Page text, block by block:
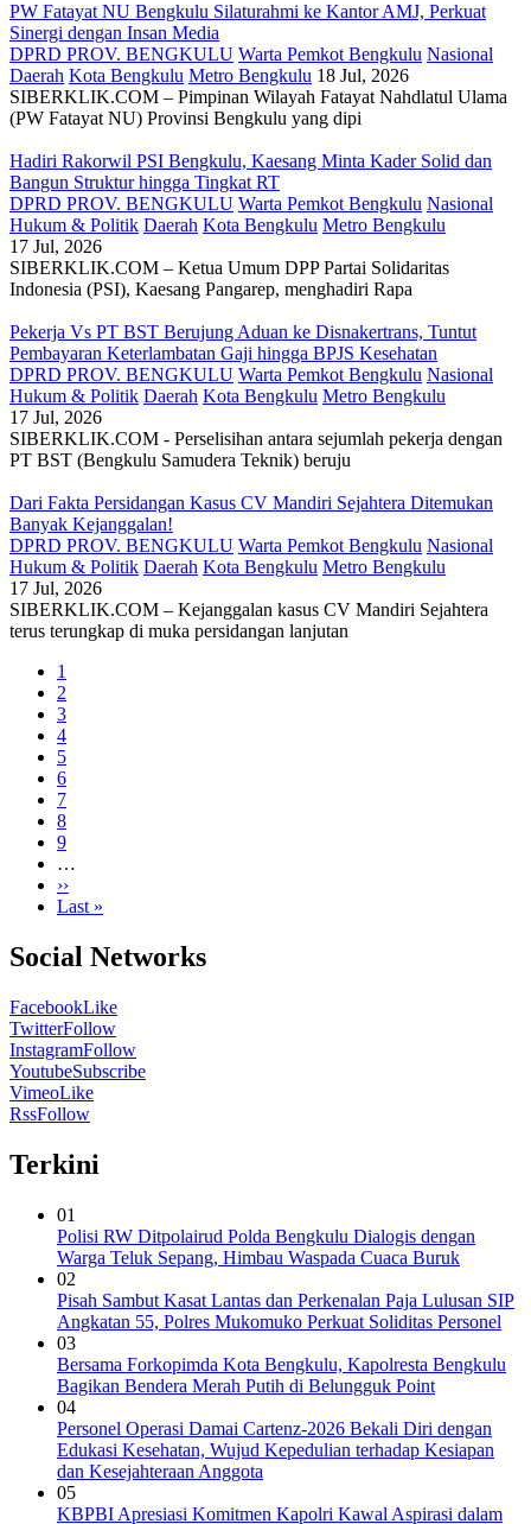
PW Fatayat NU Bengkulu Silaturahmi ke Kantor AMJ, Perkuat
Sinergi dengan Insan Media
DPRD PROV. BENGKULU Warta Pemkot Bengkulu Nasional
Daerah Kota Bengkulu Metro Bengkulu 18 Jul, 2026
SIBERKLIK.COM – Pimpinan Wilayah Fatayat Nahdlatul Ulama
(PW Fatayat NU) Provinsi Bengkulu yang dipi
Hadiri Rakorwil PSI Bengkulu, Kaesang Minta Kader Solid dan
Bangun Struktur hingga Tingkat RT
DPRD PROV. BENGKULU Warta Pemkot Bengkulu Nasional
Hukum & Politik Daerah Kota Bengkulu Metro Bengkulu
17 Jul, 2026
SIBERKLIK.COM – Ketua Umum DPP Partai Solidaritas
Indonesia (PSI), Kaesang Pangarep, menghadiri Rapa
Pekerja Vs PT BST Berujung Aduan ke Disnakertrans, Tuntut
Pembayaran Keterlambatan Gaji hingga BPJS Kesehatan
DPRD PROV. BENGKULU Warta Pemkot Bengkulu Nasional
Hukum & Politik Daerah Kota Bengkulu Metro Bengkulu
17 Jul, 2026
SIBERKLIK.COM - Perselisihan antara sejumlah pekerja dengan
PT BST (Bengkulu Samudera Teknik) beruju
Dari Fakta Persidangan Kasus CV Mandiri Sejahtera Ditemukan
Banyak Kejanggalan!
DPRD PROV. BENGKULU Warta Pemkot Bengkulu Nasional
Hukum & Politik Daerah Kota Bengkulu Metro Bengkulu
17 Jul, 2026
SIBERKLIK.COM – Kejanggalan kasus CV Mandiri Sejahtera
terus terungkap di muka persidangan lanjutan
Pagination
Current
page
1
Page
2
Page
3
Page
4
Page
5
Page
6
Page
7
Page
8
Page
9
…
Next
page
››
Last
Last »
Social Networks
FacebookLike
TwitterFollow
InstagramFollow
YoutubeSubscribe
VimeoLike
RssFollow
Terkini
01
Polisi RW Ditpolairud Polda Bengkulu Dialogis dengan
Warga Teluk Sepang, Himbau Waspada Cuaca Buruk
02
Pisah Sambut Kasat Lantas dan Perkenalan Paja Lulusan SIP
Angkatan 55, Polres Mukomuko Perkuat Soliditas Personel
03
Bersama Forkopimda Kota Bengkulu, Kapolresta Bengkulu
Bagikan Bendera Merah Putih di Belungguk Point
04
Personel Operasi Damai Cartenz-2026 Bekali Diri dengan
Edukasi Kesehatan, Wujud Kepedulian terhadap Kesiapan
dan Kesejahteraan Anggota
05
KBPBI Apresiasi Komitmen Kapolri Kawal Aspirasi dalam